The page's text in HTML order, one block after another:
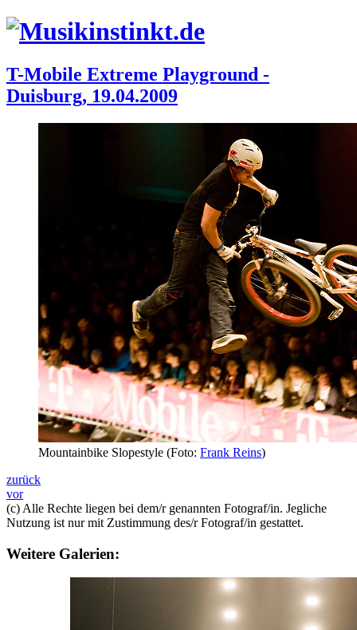
T-Mobile Extreme Playground -
Duisburg, 19.04.2009
Mountainbike Slopestyle (Foto: Frank Reins)
zurück
vor
(c) Alle Rechte liegen bei dem/r genannten Fotograf/in. Jegliche
Nutzung ist nur mit Zustimmung des/r Fotograf/in gestattet.
Weitere Galerien: